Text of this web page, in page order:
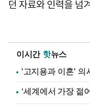
던 자료와 인력을 넘
이시간 핫뉴스
'고지용과 이혼' 의